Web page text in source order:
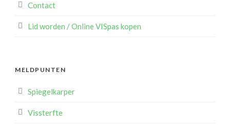
Contact
Lid worden / Online VISpas kopen
MELDPUNTEN
Spiegelkarper
Vissterfte